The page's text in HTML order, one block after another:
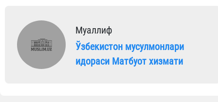
Муаллиф
Ўзбекистон мусулмонлари
идораси Матбуот хизмати